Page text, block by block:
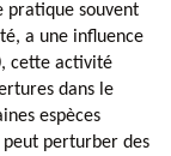
pratique souvent
a une influence
cette activité
dans le
espèces
perturber des